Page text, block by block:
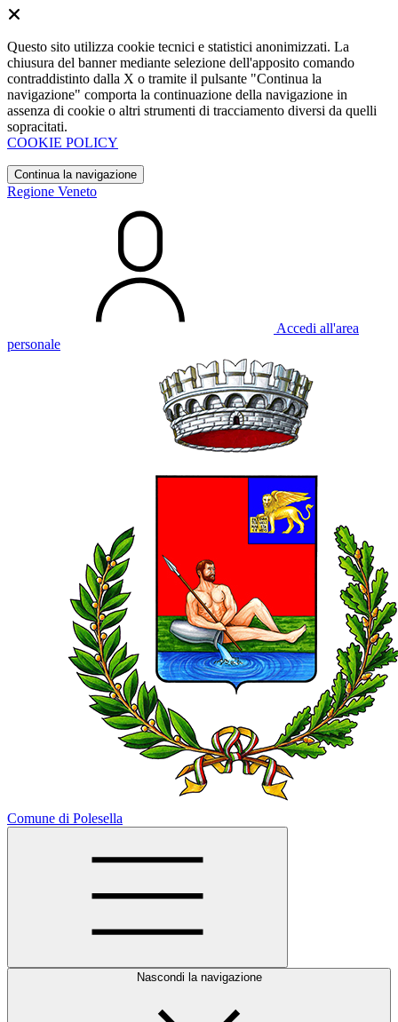
Questo sito utilizza cookie tecnici e statistici anonimizzati. La
chiusura del banner mediante selezione dell'apposito comando
contraddistinto dalla X o tramite il pulsante "Continua la
navigazione" comporta la continuazione della navigazione in
assenza di cookie o altri strumenti di tracciamento diversi da quelli
sopracitati.
COOKIE POLICY
Continua la navigazione
Regione Veneto
Accedi all'area
personale
Comune di Polesella
Nascondi la navigazione